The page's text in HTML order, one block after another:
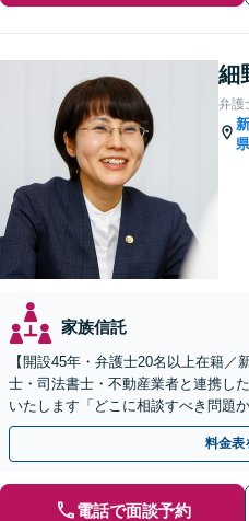
細
弁護
県
家族信託
【開設45年・弁護士20名以上在籍／
士・司法書士・不動産業者と連携し
いたします「どこに相談すべき問題
て大丈夫か不安」と迷っている方も
料金表
電話で面談予約